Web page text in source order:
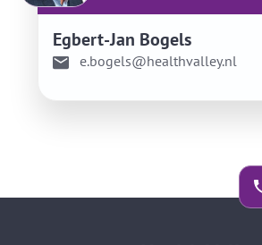
Egbert-Jan Bogels
e.bogels@healthvalley.nl